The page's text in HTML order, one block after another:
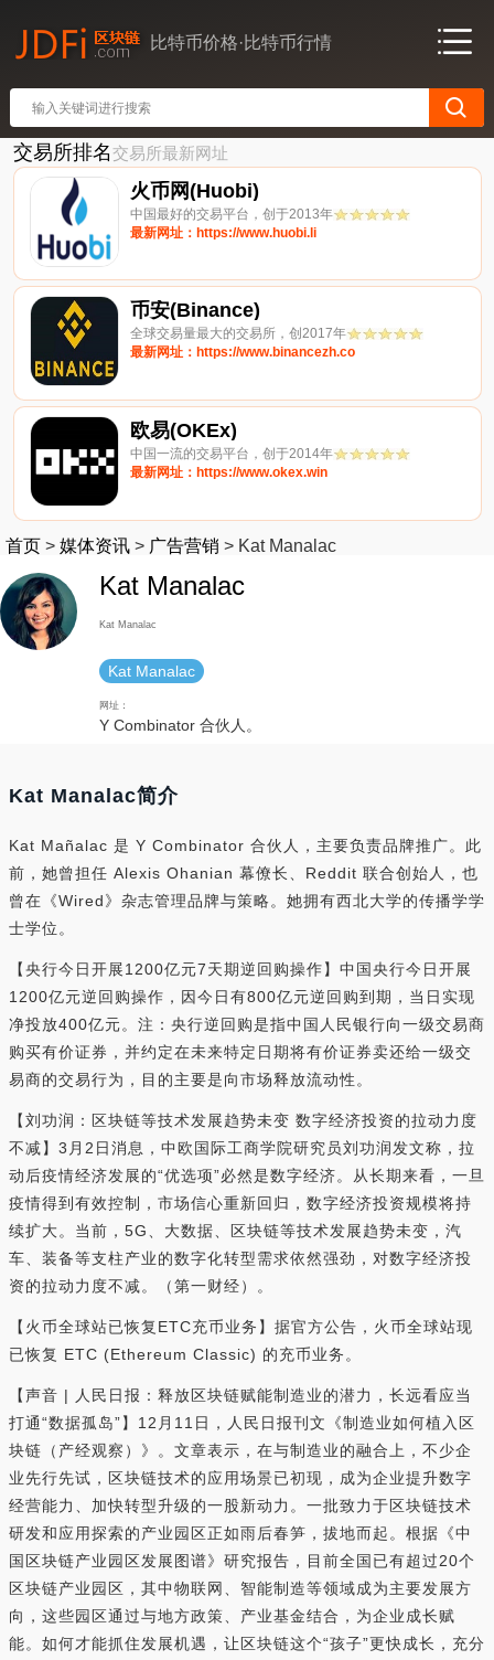
比特币价格·比特币行情
交易所排名交易所最新网址
火币网(Huobi)
中国最好的交易平台，创于2013年
最新网址：https://www.huobi.li
币安(Binance)
全球交易量最大的交易所，创2017年
最新网址：https://www.binancezh.co
欧易(OKEx)
中国一流的交易平台，创于2014年
最新网址：https://www.okex.win
首页 > 媒体资讯 > 广告营销 > Kat Manalac
Kat Manalac
Kat Manalac
Kat Manalac
网址：
Y Combinator 合伙人。
Kat Manalac简介
Kat Mañalac 是 Y Combinator 合伙人，主要负责品牌推广。此
前，她曾担任 Alexis Ohanian 幕僚长、Reddit 联合创始人，也
曾在《Wired》杂志管理品牌与策略。她拥有西北大学的传播学学
士学位。
【央行今日开展1200亿元7天期逆回购操作】中国央行今日开展
1200亿元逆回购操作，因今日有800亿元逆回购到期，当日实现
净投放400亿元。注：央行逆回购是指中国人民银行向一级交易商
购买有价证券，并约定在未来特定日期将有价证券卖还给一级交
易商的交易行为，目的主要是向市场释放流动性。
【刘功润：区块链等技术发展趋势未变 数字经济投资的拉动力度
不减】3月2日消息，中欧国际工商学院研究员刘功润发文称，拉
动后疫情经济发展的“优选项”必然是数字经济。从长期来看，一旦
疫情得到有效控制，市场信心重新回归，数字经济投资规模将持
续扩大。当前，5G、大数据、区块链等技术发展趋势未变，汽
车、装备等支柱产业的数字化转型需求依然强劲，对数字经济投
资的拉动力度不减。（第一财经）。
【火币全球站已恢复ETC充币业务】据官方公告，火币全球站现
已恢复 ETC (Ethereum Classic) 的充币业务。
【声音 | 人民日报：释放区块链赋能制造业的潜力，长远看应当
打通“数据孤岛”】12月11日，人民日报刊文《制造业如何植入区
块链（产经观察）》。文章表示，在与制造业的融合上，不少企
业先行先试，区块链技术的应用场景已初现，成为企业提升数字
经营能力、加快转型升级的一股新动力。一批致力于区块链技术
研发和应用探索的产业园区正如雨后春笋，拔地而起。根据《中
国区块链产业园区发展图谱》研究报告，目前全国已有超过20个
区块链产业园区，其中物联网、智能制造等领域成为主要发展方
向，这些园区通过与地方政策、产业基金结合，为企业成长赋
能。如何才能抓住发展机遇，让区块链这个“孩子”更快成长，充分